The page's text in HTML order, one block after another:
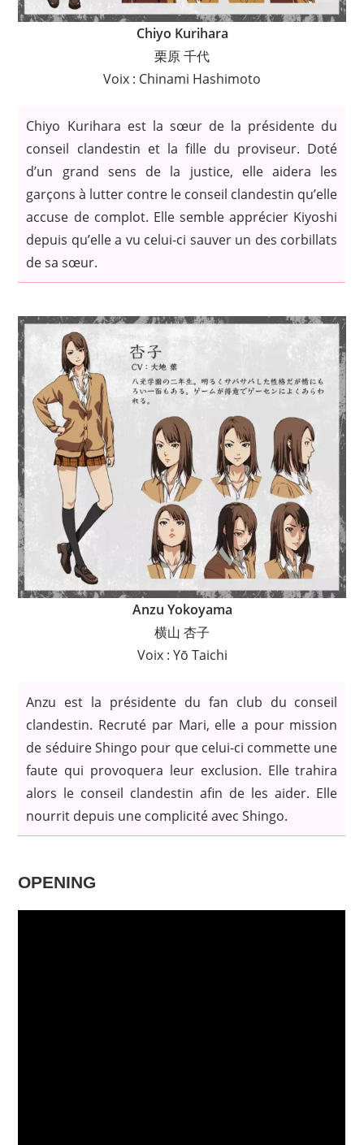
Chiyo Kurihara
栗原 千代
Voix : Chinami Hashimoto
Chiyo Kurihara est la sœur de la présidente du
conseil clandestin et la fille du proviseur. Doté
d’un grand sens de la justice, elle aidera les
garçons à lutter contre le conseil clandestin qu’elle
accuse de complot. Elle semble apprécier Kiyoshi
depuis qu’elle a vu celui-ci sauver un des corbillats
de sa sœur.
Anzu Yokoyama
横山 杏子
Voix : Yō Taichi
Anzu est la présidente du fan club du conseil
clandestin. Recruté par Mari, elle a pour mission
de séduire Shingo pour que celui-ci commette une
faute qui provoquera leur exclusion. Elle trahira
alors le conseil clandestin afin de les aider. Elle
nourrit depuis une complicité avec Shingo.
OPENING